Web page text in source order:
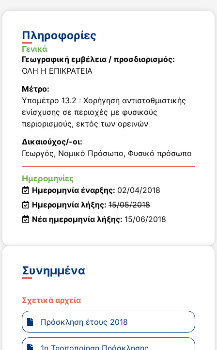
Πληροφορίες
Γενικά
Γεωγραφική εμβέλεια / προσδιορισμός:
ΟΛΗ Η ΕΠΙΚΡΑΤΕΙΑ
Μέτρο:
Υπομέτρο 13.2 : Χορήγηση αντισταθμιστικής
ενίσχυσης σε περιοχές με φυσικούς
περιορισμούς, εκτός των ορεινών
Δικαιούχος/-οι:
Γεωργός, Νομικό Πρόσωπο, Φυσικό πρόσωπο
Ημερομηνίες
Ημερομηνία έναρξης: 02/04/2018
Ημερομηνία λήξης: 15/05/2018
Νέα ημερομηνία λήξης: 15/06/2018
Συνημμένα
Σχετικά αρχεία
Πρόσκληση έτους 2018